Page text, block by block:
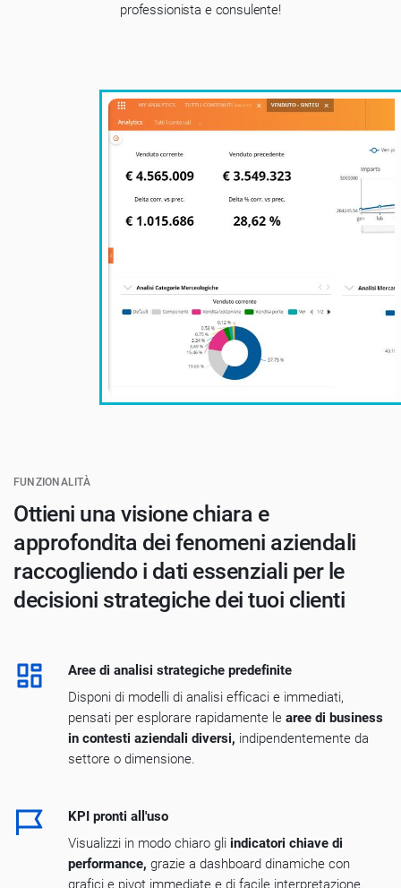
professionista e consulente!
FUNZIONALITÀ
Ottieni una visione chiara e
approfondita dei fenomeni aziendali
raccogliendo i dati essenziali per le
decisioni strategiche dei tuoi clienti
Aree di analisi strategiche predefinite
Disponi di modelli di analisi efficaci e immediati,
pensati per esplorare rapidamente le aree di business
in contesti aziendali diversi, indipendentemente da
settore o dimensione.
KPI pronti all'uso
Visualizzi in modo chiaro gli indicatori chiave di
performance, grazie a dashboard dinamiche con
grafici e pivot immediate e di facile interpretazione.